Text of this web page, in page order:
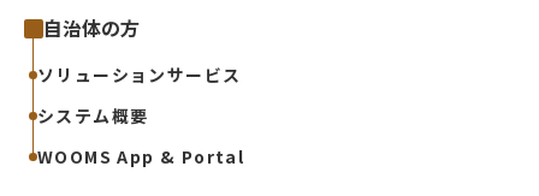
自治体の方
ソリューションサービス
システム概要
WOOMS App & Portal